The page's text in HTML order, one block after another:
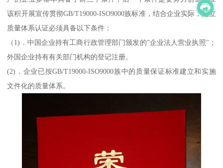
该积开展宣传贯彻GB/T19000-ISO9000族标准，结合企业实际，建立
质量体系认证必须具备以下条件：
（1)．中国企业持有工商行政管理部门颁发的"企业法人营业执照"；
外国企业持有有关部门机构的登记注册。
(2)．企业已按GB/T19000-ISO9000族中的质量保证标准建立和实施
文件化的质量体系。